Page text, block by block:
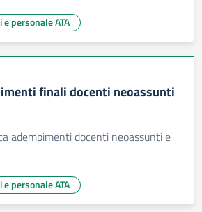
personale ATA
finali docenti neoassunti
adempimenti docenti neoassunti e
personale ATA